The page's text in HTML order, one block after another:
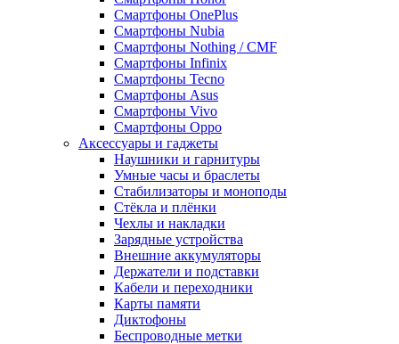
Смартфоны OnePlus
Смартфоны Nubia
Смартфоны Nothing / CMF
Смартфоны Infinix
Смартфоны Tecno
Смартфоны Asus
Смартфоны Vivo
Смартфоны Oppo
Аксессуары и гаджеты
Наушники и гарнитуры
Умные часы и браслеты
Стабилизаторы и моноподы
Стёкла и плёнки
Чехлы и накладки
Зарядные устройства
Внешние аккумуляторы
Держатели и подставки
Кабели и переходники
Карты памяти
Диктофоны
Беспроводные метки